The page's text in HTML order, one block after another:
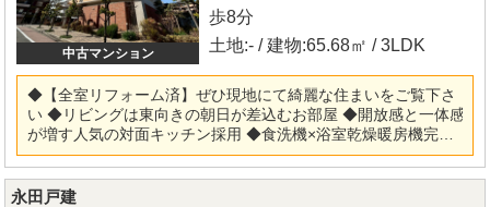
中古マンション
歩8分
土地:- / 建物:65.68㎡ / 3LDK
◆【全室リフォーム済】ぜひ現地にて綺麗な住まいをご覧下さ
い ◆リビングは東向きの朝日が差込むお部屋 ◆開放感と一体感
が増す人気の対面キッチン採用 ◆食洗機×浴室乾燥暖房機完備
◆便利な全居室収納スペース付 ◆女性にも安心のオートロック
付きです ◆総戸数85戸・管理体制も良好です 【リフォーム内
容】 ◎システムキッチン・ユニットバス・洗面化粧台・トイレ
永田戸建